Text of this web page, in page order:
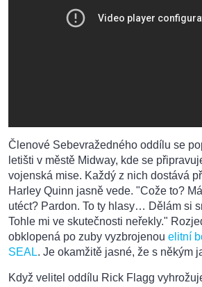
Členové Sebevražedného oddílu se
letišti v městě Midway, kde se
vojenská mise. Každý z nich dostává
Harley Quinn jasně vede. "Cože to?
utéct? Pardon. To ty hlasy… Dělám si
Tohle mi ve skutečnosti neřekly."
obklopená po zuby vyzbrojenou elitní
SEAL. Je okamžitě jasné, že s někým
Když velitel oddílu Rick Flagg